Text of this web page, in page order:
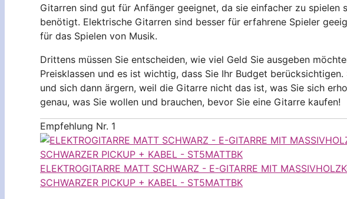
Gitarren sind gut für Anfänger geeignet, da sie einfacher zu spielen
benötigt. Elektrische Gitarren sind besser für erfahrene Spieler
für das Spielen von Musik.
Drittens müssen Sie entscheiden, wie viel Geld Sie ausgeben
Preisklassen und es ist wichtig, dass Sie Ihr Budget
und sich dann ärgern, weil die Gitarre nicht das ist, was Sie sich
genau, was Sie wollen und brauchen, bevor Sie eine Gitarre kaufen!
Empfehlung Nr. 1
ELEKTROGITARRE MATT SCHWARZ - E-GITARRE MIT
SCHWARZER PICKUP + KABEL - ST5MATTBK